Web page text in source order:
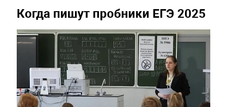
Когда пишут пробники ЕГЭ 2025